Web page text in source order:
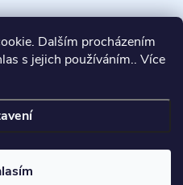
Dalším procházením
s jejich používáním.. Více
. Všechna práva vyhrazena.